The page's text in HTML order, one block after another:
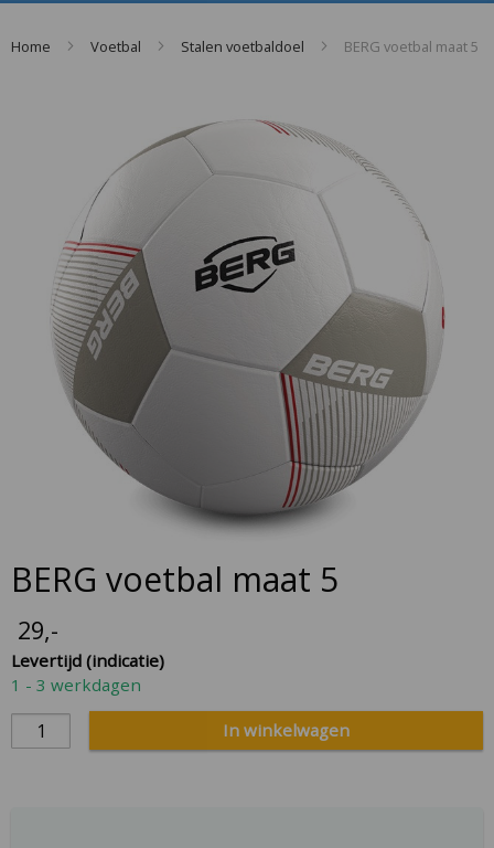
Home Voetbal Stalen voetbaldoel BERG voetbal maat 5
BERG voetbal maat 5
29,-
Levertijd (indicatie)
1 - 3 werkdagen
In winkelwagen
images
Skip
to
beginning
of
the
images
gallery